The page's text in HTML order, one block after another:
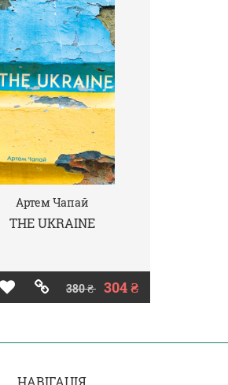
Артем Чапай
THE UKRAINE
380 ₴ 304 ₴
НАВІГАЦІЯ